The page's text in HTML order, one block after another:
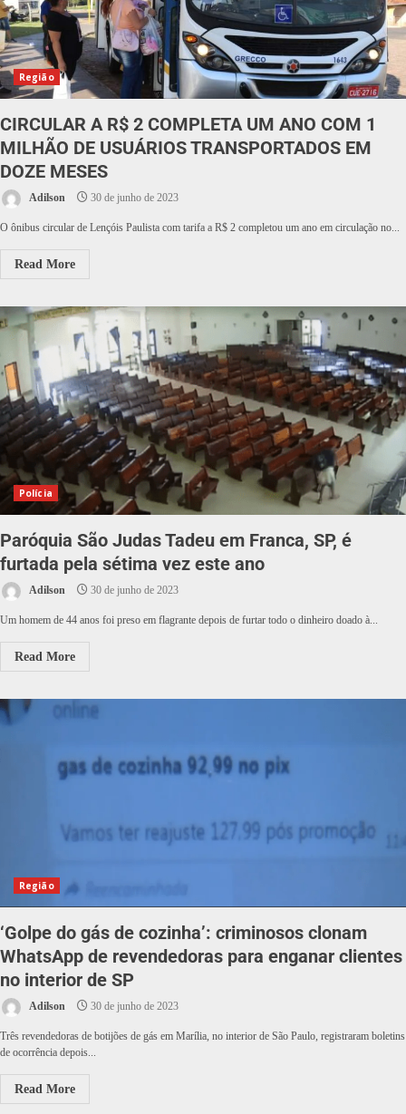
Região
CIRCULAR A R$ 2 COMPLETA UM ANO COM 1
MILHÃO DE USUÁRIOS TRANSPORTADOS EM
DOZE MESES
Adilson 30 de junho de 2023
O ônibus circular de Lençóis Paulista com tarifa a R$ 2 completou um ano em circulação no...
Read More
Polícia
Paróquia São Judas Tadeu em Franca, SP, é
furtada pela sétima vez este ano
Adilson 30 de junho de 2023
Um homem de 44 anos foi preso em flagrante depois de furtar todo o dinheiro doado à...
Read More
Região
‘Golpe do gás de cozinha’: criminosos clonam
WhatsApp de revendedoras para enganar clientes
no interior de SP
Adilson 30 de junho de 2023
Três revendedoras de botijões de gás em Marília, no interior de São Paulo, registraram boletins
de ocorrência depois...
Read More